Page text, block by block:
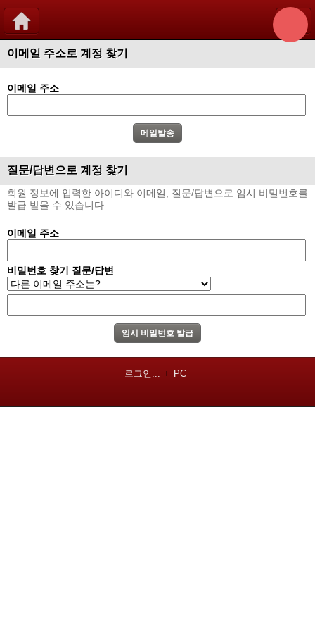
이메일 주소로 계정 찾기
이메일 주소
질문/답변으로 계정 찾기
회원 정보에 입력한 아이디와 이메일, 질문/답변으로 임시 비밀번호를
발급 받을 수 있습니다.
이메일 주소
비밀번호 찾기 질문/답변
로그인... PC